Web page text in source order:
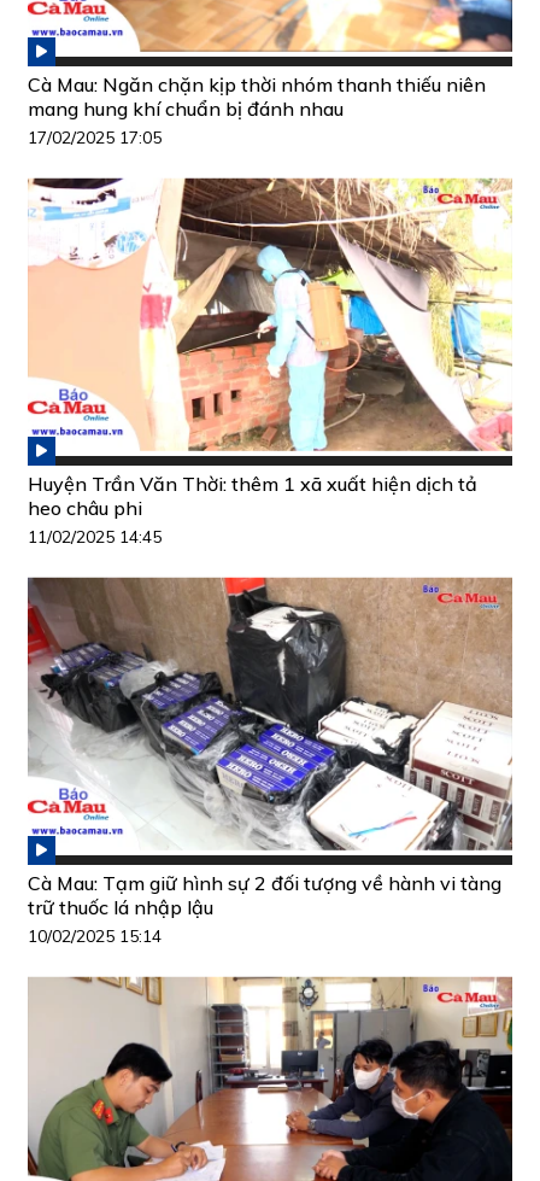
Cà Mau: Ngăn chặn kịp thời nhóm thanh thiếu niên
mang hung khí chuẩn bị đánh nhau
17/02/2025 17:05
Huyện Trần Văn Thời: thêm 1 xã xuất hiện dịch tả
heo châu phi
11/02/2025 14:45
Cà Mau: Tạm giữ hình sự 2 đối tượng về hành vi tàng
trữ thuốc lá nhập lậu
10/02/2025 15:14